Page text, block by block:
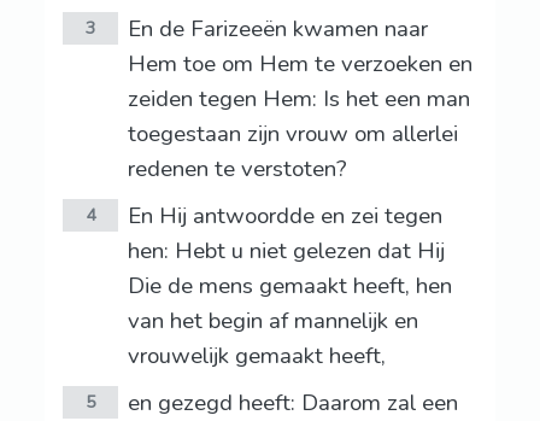
3
En de Farizeeën kwamen naar
Hem toe om Hem te verzoeken en
zeiden tegen Hem: Is het een man
toegestaan zijn vrouw om allerlei
redenen te verstoten?
4
En Hij antwoordde en zei tegen
hen: Hebt u niet gelezen dat Hij
Die de mens gemaakt heeft, hen
van het begin af mannelijk en
vrouwelijk gemaakt heeft,
5
en gezegd heeft: Daarom zal een